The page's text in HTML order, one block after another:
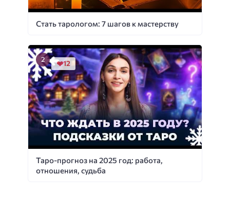
Стать тарологом: 7 шагов к мастерству
Таро-прогноз на 2025 год: работа,
отношения, судьба
12